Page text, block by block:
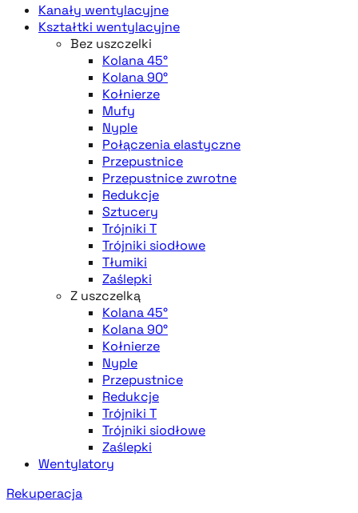
Kanały wentylacyjne
Kształtki wentylacyjne
Bez uszczelki
Kolana 45°
Kolana 90°
Kołnierze
Mufy
Nyple
Połączenia elastyczne
Przepustnice
Przepustnice zwrotne
Redukcje
Sztucery
Trójniki T
Trójniki siodłowe
Tłumiki
Zaślepki
Z uszczelką
Kolana 45°
Kolana 90°
Kołnierze
Nyple
Przepustnice
Redukcje
Trójniki T
Trójniki siodłowe
Zaślepki
Wentylatory
Rekuperacja